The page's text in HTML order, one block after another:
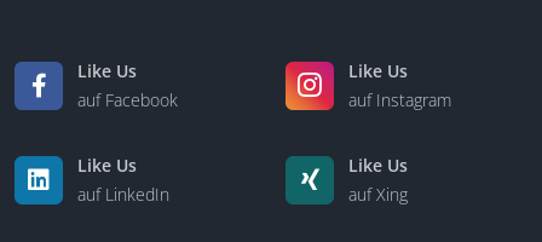
Like Us
auf Facebook
Like Us
auf Instagram
Like Us
auf LinkedIn
Like Us
auf Xing